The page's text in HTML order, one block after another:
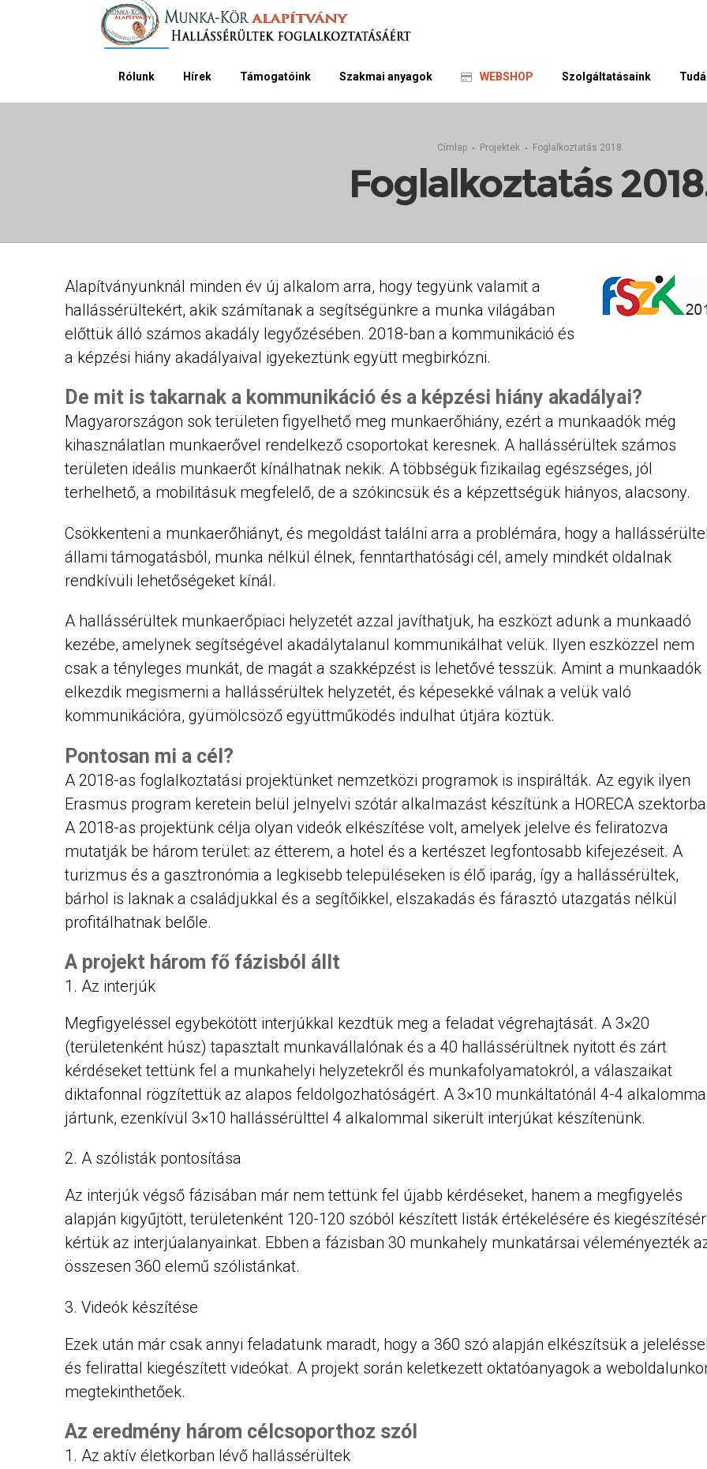
Rólunk Hírek Támogatóink Szakmai anyagok WEBSHOP Szolgáltatásaink
Címlap Projektek Foglalkoztatás 2018.
Foglalkoztatás
Alapítványunknál minden év új alkalom arra, hogy tegyünk valamit a
hallássérültekért, akik számítanak a segítségünkre a munka világában
előttük álló számos akadály legyőzésében. 2018-ban a kommunikáció és
a képzési hiány akadályaival igyekeztünk együtt megbirkózni.
De mit is takarnak a kommunikáció és a képzési hiány akadályai?
Magyarországon sok területen figyelhető meg munkaerőhiány, ezért a munkaadók még
kihasználatlan munkaerővel rendelkező csoportokat keresnek. A hallássérültek számos
területen ideális munkaerőt kínálhatnak nekik. A többségük fizikailag egészséges, jól
terhelhető, a mobilitásuk megfelelő, de a szókincsük és a képzettségük hiányos, alacsony.
Csökkenteni a munkaerőhiányt, és megoldást találni arra a problémára, hogy a
állami támogatásból, munka nélkül élnek, fenntarthatósági cél, amely mindkét oldalnak
rendkívüli lehetőségeket kínál.
A hallássérültek munkaerőpiaci helyzetét azzal javíthatjuk, ha eszközt adunk a munkaadó
kezébe, amelynek segítségével akadálytalanul kommunikálhat velük. Ilyen eszközzel nem
csak a tényleges munkát, de magát a szakképzést is lehetővé tesszük. Amint a munkaadók
elkezdik megismerni a hallássérültek helyzetét, és képesekké válnak a velük való
kommunikációra, gyümölcsöző együttműködés indulhat útjára köztük.
Pontosan mi a cél?
A 2018-as foglalkoztatási projektünket nemzetközi programok is inspirálták. Az egyik ilyen
Erasmus program keretein belül jelnyelvi szótár alkalmazást készítünk a HORECA
A 2018-as projektünk célja olyan videók elkészítése volt, amelyek jelelve és feliratozva
mutatják be három terület: az étterem, a hotel és a kertészet legfontosabb kifejezéseit. A
turizmus és a gasztronómia a legkisebb településeken is élő iparág, így a hallássérültek,
bárhol is laknak a családjukkal és a segítőikkel, elszakadás és fárasztó utazgatás nélkül
profitálhatnak belőle.
A projekt három fő fázisból állt
Az interjúk
Megfigyeléssel egybekötött interjúkkal kezdtük meg a feladat végrehajtását. A 3×20
(területenként húsz) tapasztalt munkavállalónak és a 40 hallássérültnek nyitott és zárt
kérdéseket tettünk fel a munkahelyi helyzetekről és munkafolyamatokról, a válaszaikat
diktafonnal rögzítettük az alapos feldolgozhatóságért. A 3×10 munkáltatónál 4-4
jártunk, ezenkívül 3×10 hallássérülttel 4 alkalommal sikerült interjúkat készítenünk.
A szólisták pontosítása
Az interjúk végső fázisában már nem tettünk fel újabb kérdéseket, hanem a megfigyelés
alapján kigyűjtött, területenként 120-120 szóból készített listák értékelésére és
kértük az interjúalanyainkat. Ebben a fázisban 30 munkahely munkatársai véleményezték
összesen 360 elemű szólistánkat.
Videók készítése
Ezek után már csak annyi feladatunk maradt, hogy a 360 szó alapján elkészítsük a
és felirattal kiegészített videókat. A projekt során keletkezett oktatóanyagok a
megtekinthetőek.
Az eredmény három célcsoporthoz szól
Az aktív életkorban lévő hallássérültek